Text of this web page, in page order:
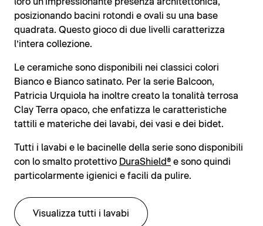
posizionando bacini rotondi e ovali su una base
quadrata. Questo gioco di due livelli caratterizza
l’intera collezione.
Le ceramiche sono disponibili nei classici colori
Bianco e Bianco satinato. Per la serie Balcoon,
Patricia Urquiola ha inoltre creato la tonalità terrosa
Clay Terra opaco, che enfatizza le caratteristiche
tattili e materiche dei lavabi, dei vasi e dei bidet.
Tutti i lavabi e le bacinelle della serie sono disponibili
con lo smalto protettivo DuraShield® e sono quindi
particolarmente igienici e facili da pulire.
Visualizza tutti i lavabi